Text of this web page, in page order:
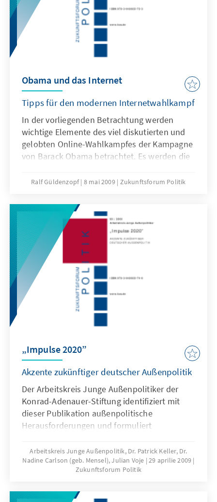
Obama und das Internet
Tipps für den modernen Internetwahlkampf
In der vorliegenden Betrachtung werden
wichtige Elemente des viel diskutierten und
gelobten Online-Wahlkampfes der Kampagne
von Barack Obama betrachtet. Es werden die
hochinnovativen Internet-Kampagne
nach Deutschland gesucht und die
verschiedenen Elemente auf ihre
Anwendbarkeit vor Ort geprüft. Zugleich
ermutigt die Untersuchung auch, auf den
Dialog zwischen Bürger und Politik mit Hilfe
des Internets zu vertrauen.
Ralf Güldenzopf 8 mai 2009 Zukunftsforum Politik
„Impulse 2020”
Akzente zukünftiger deutscher Außenpolitik
Der Arbeitskreis Junge Außenpolitiker der
Konrad-Adenauer-Stiftung identifiziert mit
dieser Publikation außenpolitische
Herausforderungen und formuliert
Bundesregierung. Dabei hat die Auswahl
durchaus Schlaglicht-Charakter und erhebt
keinen Anspruch auf Vollständigkeit. Im
„Frühwarnfunktion” der Politikberatung
Arbeitskreis Junge Außenpolitik, Dr. Patrick Keller, Dr.
Nadine Carlson (geb. Mensel), Julian Voje 29 aprilie 2009
Zukunftsforum Politik